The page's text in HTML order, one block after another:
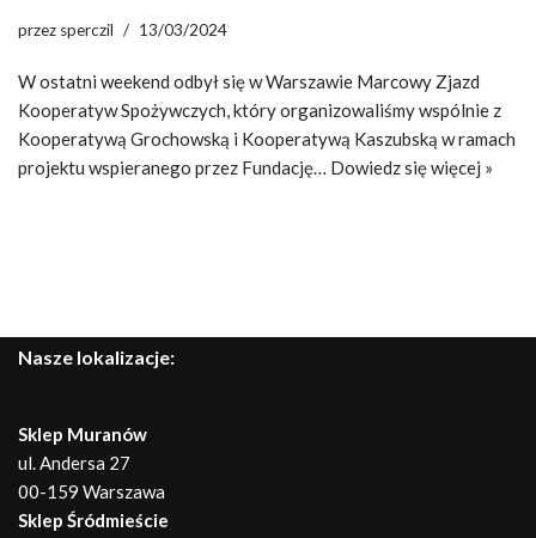
przez sperczil 13/03/2024
W ostatni weekend odbył się w Warszawie Marcowy Zjazd
Kooperatyw Spożywczych, który organizowaliśmy wspólnie z
Kooperatywą Grochowską i Kooperatywą Kaszubską w ramach
projektu wspieranego przez Fundację… Dowiedz się więcej »
Nasze lokalizacje:
Sklep Muranów
ul. Andersa 27
00-159 Warszawa
Sklep Śródmieście